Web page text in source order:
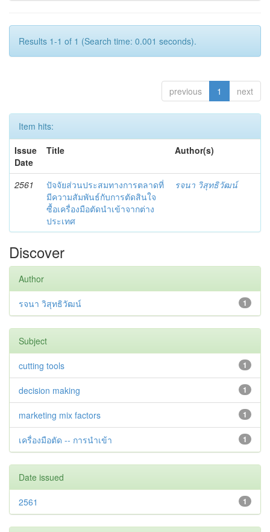
Results 1-1 of 1 (Search time: 0.001 seconds).
previous 1 next
Item hits:
Issue
Date
Title Author(s)
2561
ปัจจัยส่วนประสมทางการตลาดที่
มีความสัมพันธ์กับการตัดสินใจ
ซื้อเครื่องมือตัดนำเข้าจากต่าง
ประเทศ
รจนา วิสุทธิวัฒน์
Discover
Author
1
รจนา วิสุทธิวัฒน์
Subject
1
cutting tools
1
decision making
1
marketing mix factors
1
เครื่องมือตัด -- การนำเข้า
Date issued
1
2561